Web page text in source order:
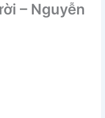
– Nguyễn